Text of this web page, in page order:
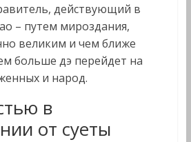
действующий в
– путем мироздания,
великим и чем ближе
больше дэ перейдет на
и народ.
в
от суеты